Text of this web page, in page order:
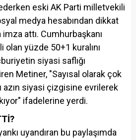
eski AK Parti milletvekili
medya hesabından dikkat
attı. Cumhurbaşkanı
yüzde 50+1 kuralını
siyasi saflığı
Metiner, "Sayısal olarak çok
siyasi çizgisine evrilerek
ifadelerine yerdi.
uyandıran bu paylaşımda